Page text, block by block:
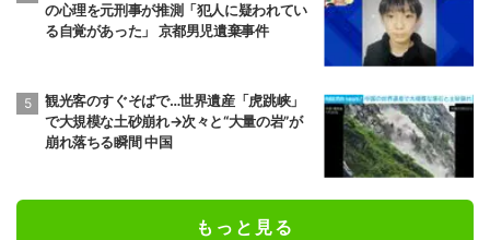
の心理を元刑事が推測「犯人に疑われてい
る自覚があった」 京都男児遺棄事件
観光客のすぐそばで…世界遺産「虎跳峡」
で大規模な土砂崩れ→次々と“大量の岩”が
崩れ落ちる瞬間 中国
もっと見る